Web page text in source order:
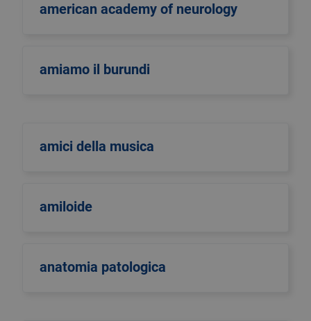
american academy of neurology
amiamo il burundi
amici della musica
amiloide
anatomia patologica